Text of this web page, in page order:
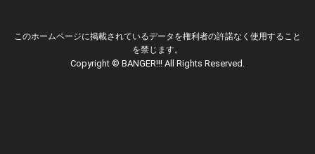
このホームページに掲載されているデータを権利者の許諾なく使用すること
を禁じます。
Copyright © BANGER!!! All Rights Reserved.